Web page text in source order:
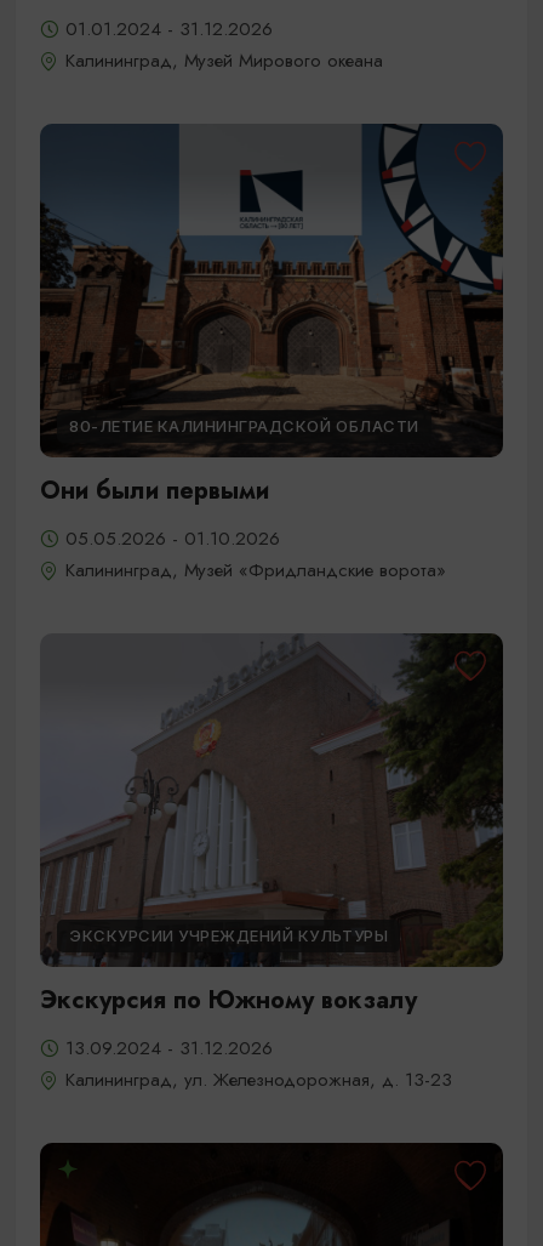
01.01.2024 - 31.12.2026
Калининград, Музей Мирового океана
80-ЛЕТИЕ КАЛИНИНГРАДСКОЙ ОБЛАСТИ
Они были первыми
05.05.2026 - 01.10.2026
Калининград, Музей «Фридландские ворота»
ЭКСКУРСИИ УЧРЕЖДЕНИЙ КУЛЬТУРЫ
Экскурсия по Южному вокзалу
13.09.2024 - 31.12.2026
Калининград, ул. Железнодорожная, д. 13-23